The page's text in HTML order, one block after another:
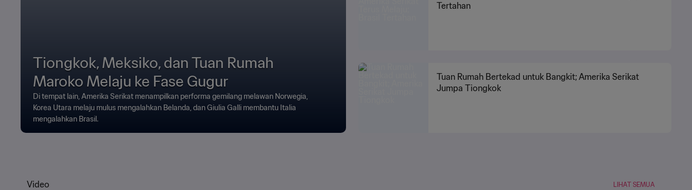
Tiongkok, Meksiko, dan Tuan Rumah
Maroko Melaju ke Fase Gugur
Di tempat lain, Amerika Serikat menampilkan performa gemilang melawan Norwegia,
Korea Utara melaju mulus mengalahkan Belanda, dan Giulia Galli membantu Italia
mengalahkan Brasil.
Tertahan
Tuan Rumah Bertekad untuk Bangkit; Amerika Serikat
Jumpa Tiongkok
Video LIHAT SEMUA